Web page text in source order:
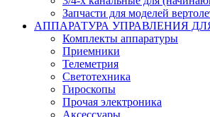
Запчасти для моделей
АППАРАТУРА УПРАВЛЕНИЯ
Комплекты аппаратуры
Приемники
Телеметрия
Светотехника
Гироскопы
Прочая электроника
Аксессуары